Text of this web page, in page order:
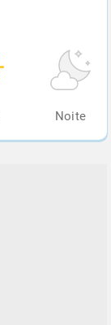
Noite